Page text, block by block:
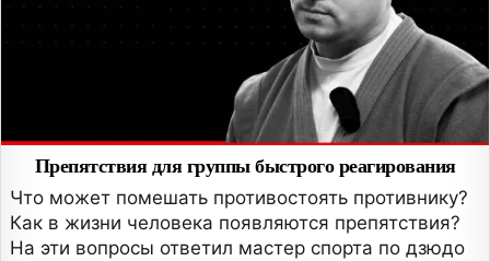
Препятствия для группы быстрого реагирования
Что может помешать противостоять противнику?
Как в жизни человека появляются препятствия?
На эти вопросы ответил мастер спорта по дзюдо